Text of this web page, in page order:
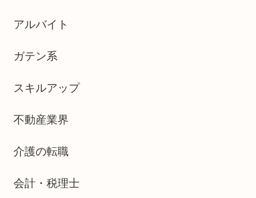
アルバイト
ガテン系
スキルアップ
不動産業界
介護の転職
会計・税理士